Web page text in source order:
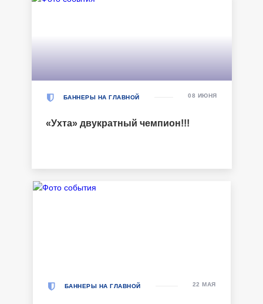
БАННЕРЫ НА ГЛАВНОЙ
«Ухта» двукратный чемпион!!!
08 ИЮНЯ
БАННЕРЫ НА ГЛАВНОЙ 22 МАЯ